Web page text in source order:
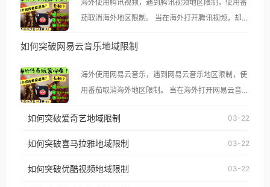
海外使用腾讯视频，遇到腾讯视频地区限制，使用番
茄取消海外地区限制。 当在海外打开腾讯视频，却突
示语。 海外用户如香港、澳门、台湾、美国、加拿
像其他音乐平台一样，出现地区及版权限制问题，且
仅能在中国大陆地区播放。 遇到这个问题的朋友们，
使用番茄回国加速器，即可解决「海外用户收听腾讯
台湾、美国、加拿大、澳大利亚、欧洲等国家和地区
权限制所困扰。
如何突破网易云音乐地域限制
海外使用网易云音乐，遇到网易云音乐地区限制，使
用番茄取消海外地区限制。 当在海外打开网易云音
播放”的提示语。 海外用户如香港、澳门、台湾、美
国、加拿大、澳大利亚、欧洲等国家和地区时，网易
制问题，且仅能在中国大陆地区播放。 遇到这个问题
如何突破爱奇艺地域限制 03-22
如何突破喜马拉雅地域限制 03-22
如何突破优酷视频地域限制 03-22